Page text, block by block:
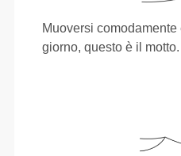
Muoversi
giorno, questo è il motto.